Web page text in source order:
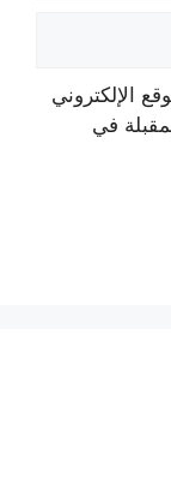
الإلكتروني
في